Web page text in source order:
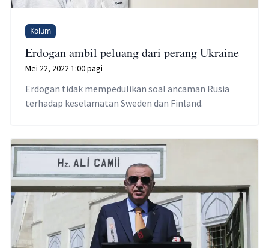
Kolum
Erdogan ambil peluang dari perang Ukraine
Mei 22, 2022 1:00 pagi
Erdogan tidak mempedulikan soal ancaman Rusia
terhadap keselamatan Sweden dan Finland.